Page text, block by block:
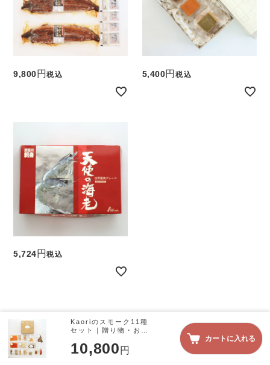
9,800 税込 5,400 税込
5,724 税込
Kaoriのスモーク11種
セット｜贈り物・お取
Kaori
10,800
カートに入れる